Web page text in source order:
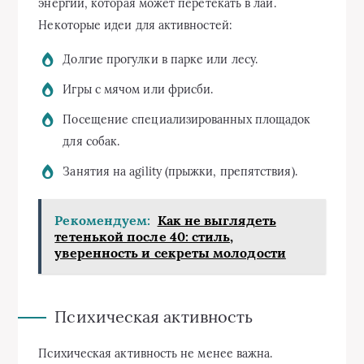
энергии, которая может перетекать в лай.
Некоторые идеи для активностей:
Долгие прогулки в парке или лесу.
Игры с мячом или фрисби.
Посещение специализированных площадок
для собак.
Занятия на agility (прыжки, препятствия).
Рекомендуем: Как не выглядеть
тетенькой после 40: стиль,
уверенность и секреты молодости
Психическая активность
Психическая активность не менее важна.